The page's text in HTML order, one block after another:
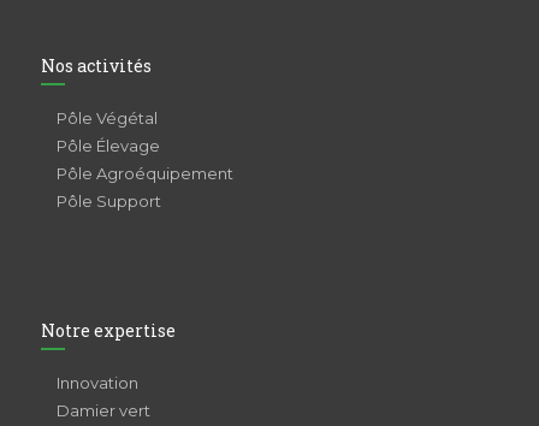
Nos activités
Pôle Végétal
Pôle Élevage
Pôle Agroéquipement
Pôle Support
Notre expertise
Innovation
Damier vert